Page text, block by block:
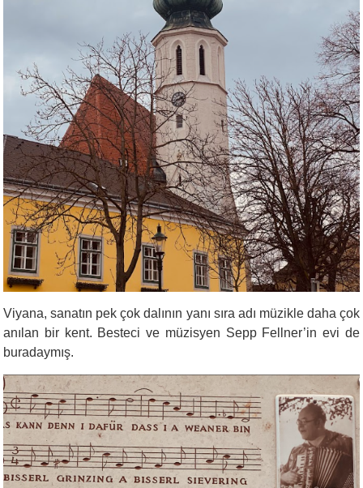
Viyana, sanatın pek çok dalının yanı sıra adı müzikle daha çok
anılan bir kent. Besteci ve müzisyen Sepp Fellner’in evi de
buradaymış.